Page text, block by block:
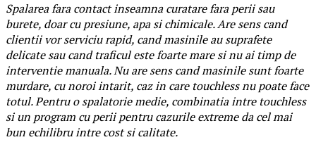
Spalarea fara contact inseamna curatare fara perii sau
burete, doar cu presiune, apa si chimicale. Are sens cand
clientii vor serviciu rapid, cand masinile au suprafete
delicate sau cand traficul este foarte mare si nu ai timp de
interventie manuala. Nu are sens cand masinile sunt foarte
murdare, cu noroi intarit, caz in care touchless nu poate face
totul. Pentru o spalatorie medie, combinatia intre touchless
si un program cu perii pentru cazurile extreme da cel mai
bun echilibru intre cost si calitate.